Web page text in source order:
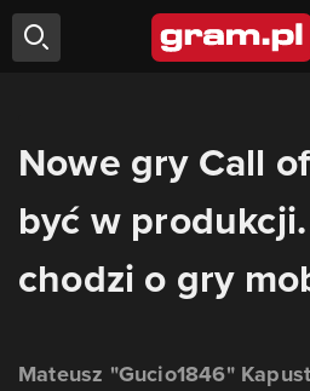
Nowe gry Call
być w
chodzi o gry
Mateusz "Gucio1846"